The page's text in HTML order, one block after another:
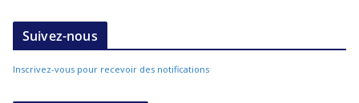
Suivez-nous
Inscrivez-vous pour recevoir des notifications